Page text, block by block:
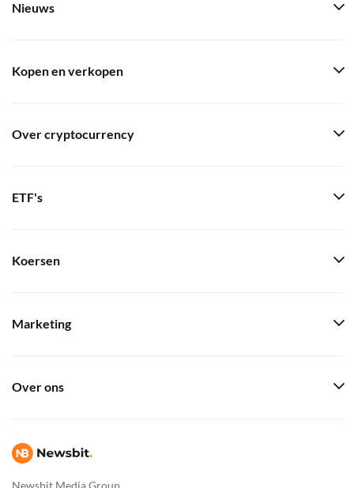
Newsbit Media Group
Nieuws
Kopen en verkopen
Over cryptocurrency
ETF's
Koersen
Marketing
Over ons